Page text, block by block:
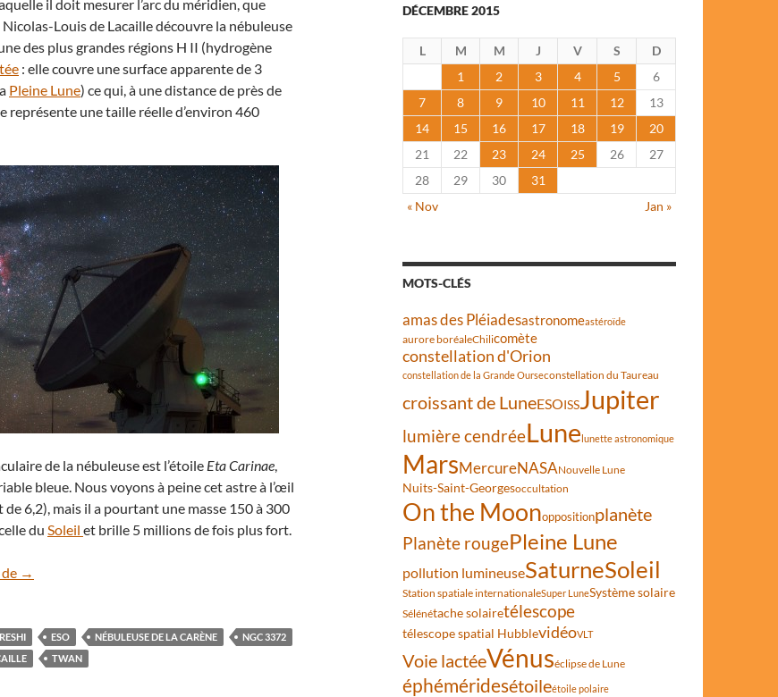
il doit mesurer l’arc du méridien, que
Louis de Lacaille découvre la nébuleuse
des plus grandes régions H II (hydrogène
: elle couvre une surface apparente de 3
Pleine Lune) ce qui, à une distance de près de
représente une taille réelle d’environ 460
de la nébuleuse est l’étoile Eta Carinae,
bleue. Nous voyons à peine cet astre à l’œil
de 6,2), mais il a pourtant une masse 150 à 300
du Soleil et brille 5 millions de fois plus fort.
La nébuleuse de la Carène, une immense région H II
→
ESO NÉBULEUSE DE LA CARÈNE
NGC 3372
TWAN
DÉCEMBRE 2015
L M M J V S
D
1
2 3 4 5
6
7
8 9 10 11 12
13
14
15 16 17 18 19
20
21
22 23 24 25 26
27
28
29 30
31
« Nov
Jan »
MOTS-CLÉS
amas des Pléiadesastronomeastéroïde
aurore boréaleChilicomète
constellation d'Orion
constellation de la Grande Ourseconstellation du Taureau
croissant de LuneESOISSJupiter
lumière cendréeLunelunette astronomique
MarsMercureNASANouvelle Lune
Nuits-Saint-Georgesoccultation
On the Moonoppositionplanète
Planète rougePleine Lune
pollution lumineuseSaturneSoleil
Station spatiale internationaleSuper LuneSystème solaire
Sélénétache solairetélescope
télescope spatial HubblevidéoVLT
Voie lactéeVénuséclipse de Lune
éphéméridesétoileétoile polaire